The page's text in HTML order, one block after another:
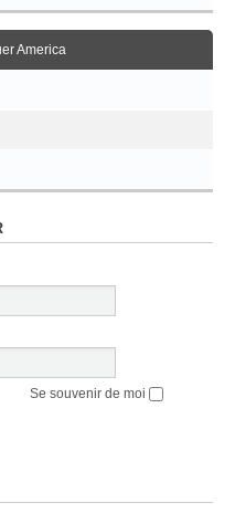
America
Se souvenir de moi